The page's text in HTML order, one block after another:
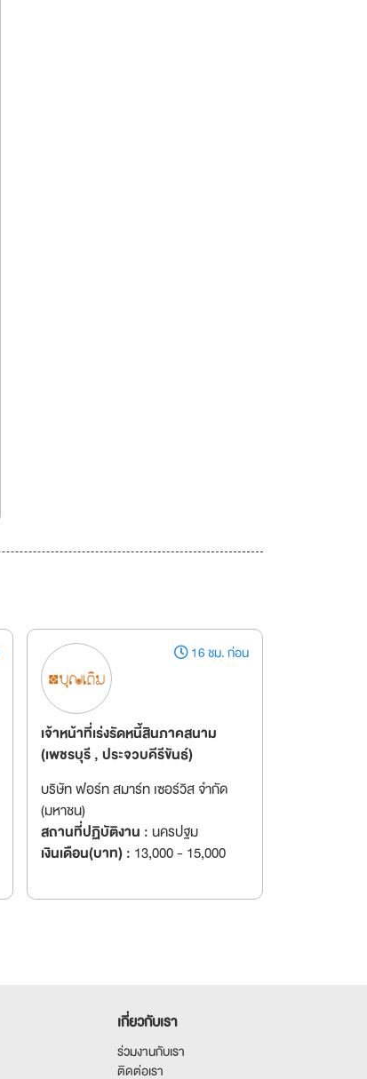
16 ชม. ก่อน
เจ้าหน้าที่เร่งรัดหนี้สินภาคสนาม
(เพชรบุรี , ประจวบคีรีขันธ์)
บริษัท ฟอร์ท สมาร์ท เซอร์วิส จำกัด
(มหาชน)
สถานที่ปฏิบัติงาน : นครปฐม
เงินเดือน(บาท) : 13,000 - 15,000
เกี่ยวกับเรา
ร่วมงานกับเรา
ติดต่อเรา